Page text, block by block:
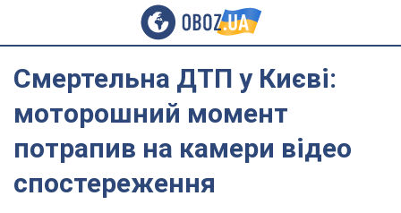
Смертельна ДТП у Києві:
моторошний момент
потрапив на камери відео
спостереження